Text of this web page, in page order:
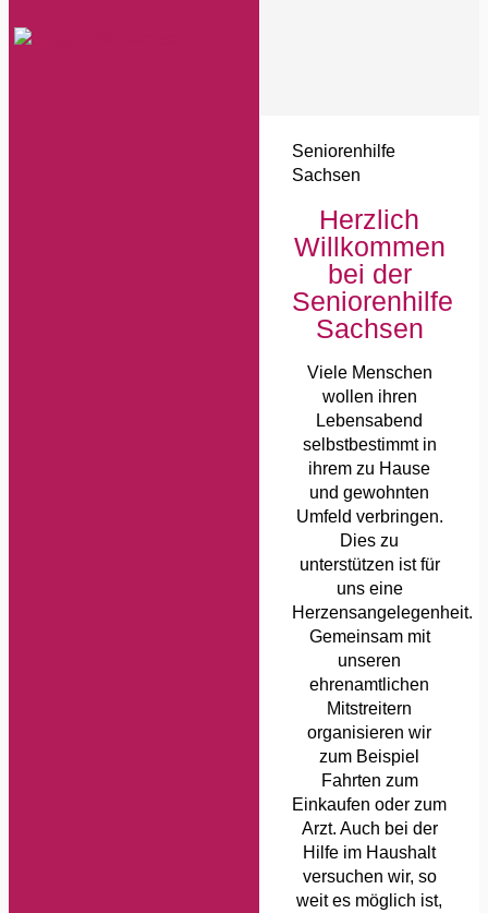
Seniorenhilfe
Sachsen
Herzlich
Willkommen
bei der
Seniorenhilfe
Sachsen
Viele Menschen
wollen ihren
Lebensabend
selbstbestimmt in
ihrem zu Hause
und gewohnten
Umfeld verbringen.
Dies zu
unterstützen ist für
uns eine
Herzensangelegenheit.
Gemeinsam mit
unseren
ehrenamtlichen
Mitstreitern
organisieren wir
zum Beispiel
Fahrten zum
Einkaufen oder zum
Arzt. Auch bei der
Hilfe im Haushalt
versuchen wir, so
weit es möglich ist,